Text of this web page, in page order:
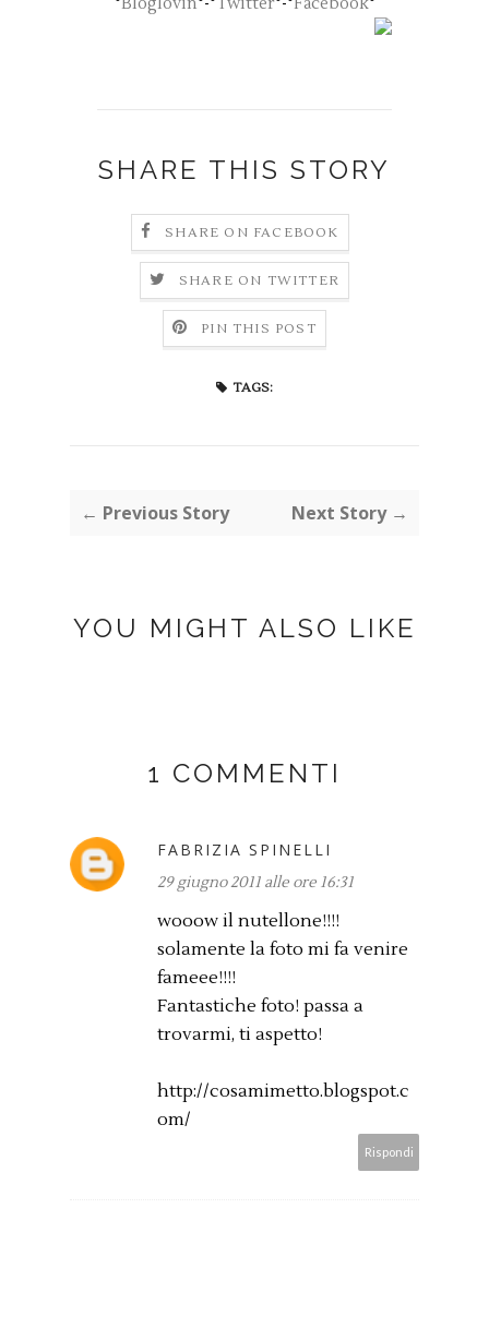
°Bloglovin°-° Twitter°-°Facebook°
SHARE THIS STORY
SHARE ON FACEBOOK
SHARE ON TWITTER
PIN THIS POST
TAGS:
← Previous Story Next Story →
YOU MIGHT ALSO LIKE
1 COMMENTI
FABRIZIA SPINELLI
29 giugno 2011 alle ore 16:31
wooow il nutellone!!!!
solamente la foto mi fa venire
fameee!!!!
Fantastiche foto! passa a
trovarmi, ti aspetto!
http://cosamimetto.blogspot.c
om/
Rispondi